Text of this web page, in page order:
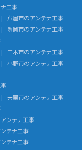
工事
芦屋市のアンテナ工事
豊岡市のアンテナ工事
三木市のアンテナ工事
小野市のアンテナ工事
宍粟市のアンテナ工事
ンテナ工事
テナ工事
テナ工事